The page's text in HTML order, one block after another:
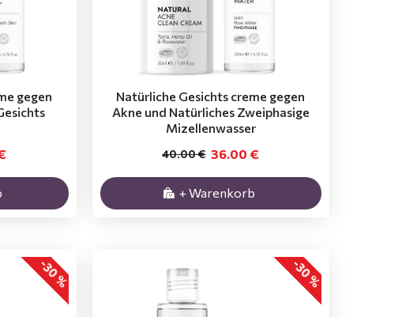
gegen
Natürliche Gesichts creme gegen
Аkne und Natürliches Zweiphasige
Mizellenwasser
36.00 €
40.00 €
+ Warenkorb
-30 % -30 %